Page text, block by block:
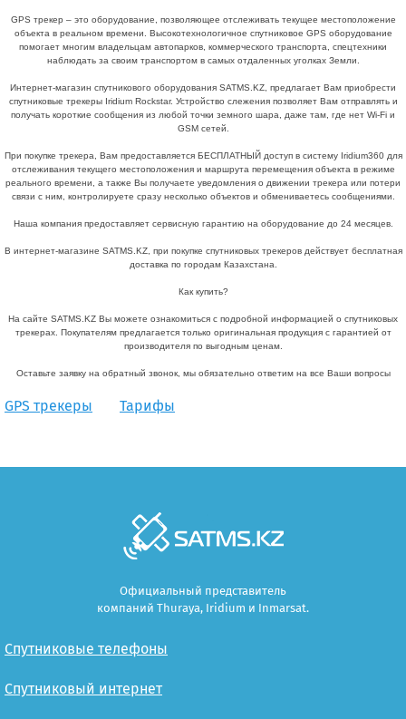
GPS трекер – это оборудование, позволяющее отслеживать текущее местоположение
объекта в реальном времени. Высокотехнологичное спутниковое GPS оборудование
помогает многим владельцам автопарков, коммерческого транспорта, спецтехники
наблюдать за своим транспортом в самых отдаленных уголках Земли.
Интернет-магазин спутникового оборудования SATMS.KZ, предлагает Вам приобрести
спутниковые трекеры Iridium Rockstar. Устройство слежения позволяет Вам отправлять и
получать короткие сообщения из любой точки земного шара, даже там, где нет Wi-Fi и
GSM сетей.
При покупке трекера, Вам предоставляется БЕСПЛАТНЫЙ доступ в систему Iridium360 для
отслеживания текущего местоположения и маршрута перемещения объекта в режиме
реального времени, а также Вы получаете уведомления о движении трекера или потери
связи с ним, контролируете сразу несколько объектов и обмениваетесь сообщениями.
Наша компания предоставляет сервисную гарантию на оборудование до 24 месяцев.
В интернет-магазине SATMS.KZ, при покупке спутниковых трекеров действует бесплатная
доставка по городам Казахстана.
Как купить?
На сайте SATMS.KZ Вы можете ознакомиться с подробной информацией о спутниковых
трекерах. Покупателям предлагается только оригинальная продукция с гарантией от
производителя по выгодным ценам.
Оставьте заявку на обратный звонок, мы обязательно ответим на все Ваши вопросы
GPS трекеры Тарифы
Официальный представитель
компаний Thuraya, Iridium и Inmarsat.
Спутниковые телефоны
Спутниковый интернет